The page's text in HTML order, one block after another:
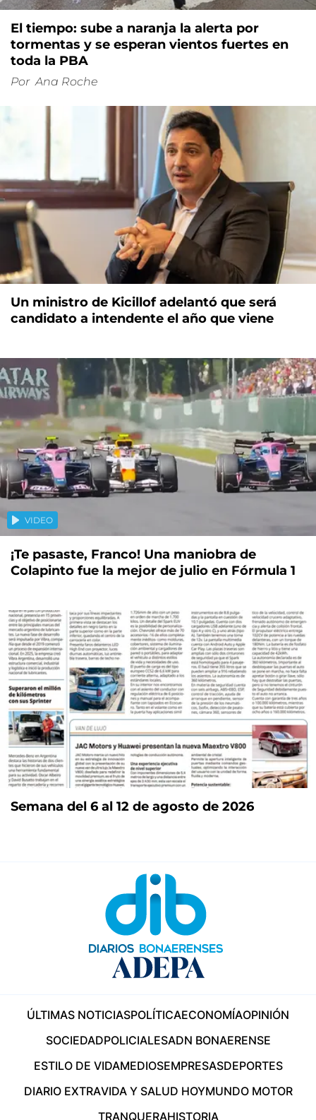
El tiempo: sube a naranja la alerta por
tormentas y se esperan vientos fuertes en
toda la PBA
Por Ana Roche
Un ministro de Kicillof adelantó que será
candidato a intendente el año que viene
VIDEO
¡Te pasaste, Franco! Una maniobra de
Colapinto fue la mejor de julio en Fórmula 1
Semana del 6 al 12 de agosto de 2026
ÚLTIMAS NOTICIASPOLÍTICAECONOMÍAOPINIÓN
SOCIEDADPOLICIALESADN BONAERENSE
ESTILO DE VIDAMEDIOSEMPRESASDEPORTES
DIARIO EXTRAVIDA Y SALUD HOYMUNDO MOTOR
TRANQUERAHISTORIA